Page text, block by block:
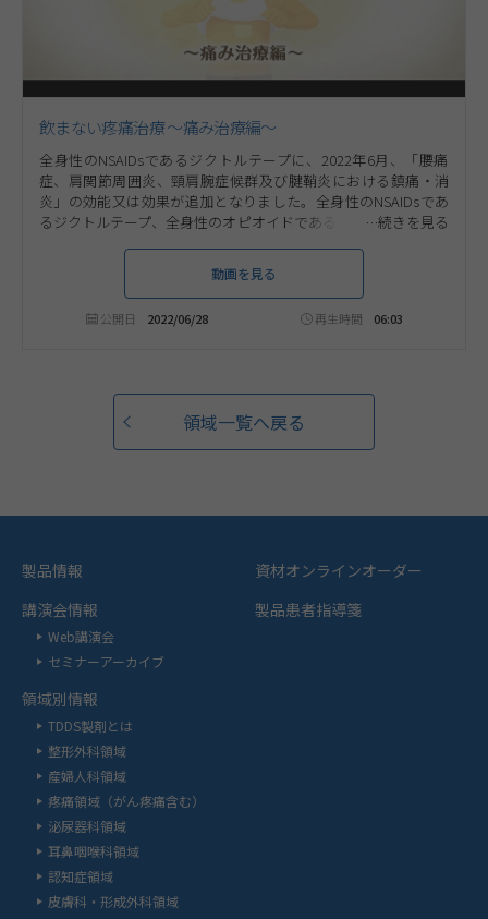
飲まない疼痛治療 ～痛み治療編～
全身性のNSAIDsであるジクトルテープに、2022年6月、「腰痛
症、肩関節周囲炎、頸肩腕症候群及び腱鞘炎における鎮痛・消
炎」の効能又は効果が追加となりました。全身性のNSAIDsであ
るジクトルテープ、全身性のオピオイドであるフェントステープ
る'飲まない'疼痛治療を行えるようになりました。本コンテンツ
では、ジクトルテープ、フェントステープの製品特性についてご
動画を見る
公開日 2022/06/28 再生時間 06:03
領域一覧へ戻る
製品情報
講演会情報
Web講演会
セミナーアーカイブ
領域別情報
TDDS製剤とは
整形外科領域
産婦人科領域
疼痛領域（がん疼痛含む）
泌尿器科領域
耳鼻咽喉科領域
認知症領域
皮膚科・形成外科領域
資材オンラインオーダー
製品患者指導箋